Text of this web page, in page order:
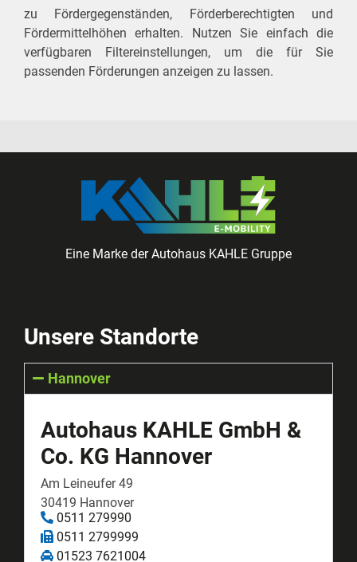
zu Fördergegenständen, Förderberechtigten und
Fördermittelhöhen erhalten. Nutzen Sie einfach die
verfügbaren Filtereinstellungen, um die für Sie
passenden Förderungen anzeigen zu lassen.
Eine Marke der Autohaus KAHLE Gruppe
Unsere Standorte
Hannover
Autohaus KAHLE GmbH &
Co. KG Hannover
Am Leineufer 49
30419 Hannover
0511 279990
0511 2799999
01523 7621004